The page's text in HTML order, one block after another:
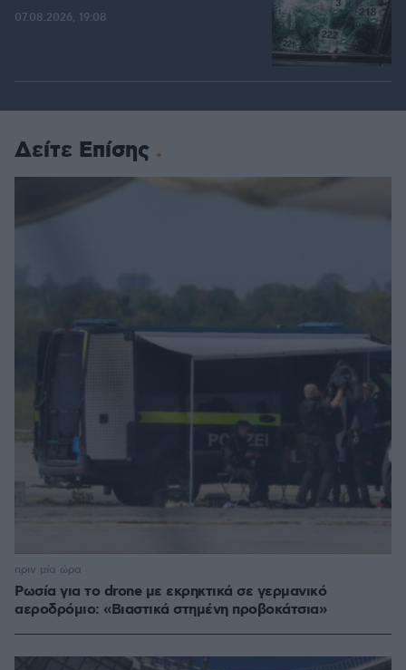
07.08.2026, 19:08
Δείτε Επίσης
Ρωσία για το drone με εκρηκτικά σε γερμανικό
αεροδρόμιο: «Βιαστικά στημένη προβοκάτσια»
πριν μία ώρα